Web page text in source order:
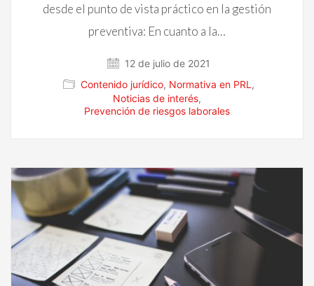
desde el punto de vista práctico en la gestión
preventiva: En cuanto a la…
12 de julio de 2021
Contenido jurídico, Normativa en PRL ,
Noticias de interés,
Prevención de riesgos laborales